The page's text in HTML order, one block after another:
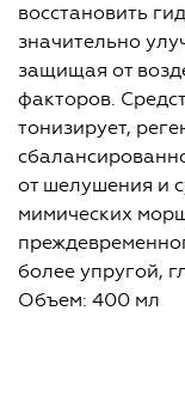
восстановить
значительно
защищая от
факторов.
тонизирует,
от шелушения и
мимических
более упругой,
Объем: 400 мл